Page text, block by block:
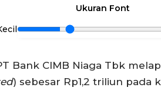
Ukuran Font
Bank CIMB Niaga Tbk
) sebesar Rp1,2 triliun pada